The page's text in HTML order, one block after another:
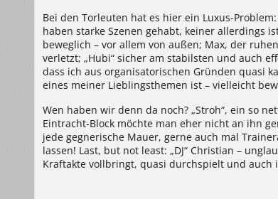
Bei den Torleuten hat es hier ein Luxus-
haben starke Szenen gehabt, keiner allerdings
beweglich – vor allem von außen; Max, der
verletzt; „Hubi“ sicher am stabilsten und auch
dass ich aus organisatorischen Gründen quasi
eines meiner Lieblingsthemen ist – vielleicht
Wen haben wir denn da noch? „Stroh“, ein so
Eintracht-Block möchte man eher nicht an ihn
jede gegnerische Mauer, gerne auch mal
lassen! Last, but not least: „DJ“ Christian –
Kraftakte vollbringt, quasi durchspielt und auch